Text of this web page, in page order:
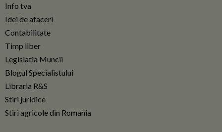
Info tva
Idei de afaceri
Contabilitate
Timp liber
Legislatia Muncii
Blogul Specialistului
Libraria R&S
Stiri juridice
Stiri agricole din Romania